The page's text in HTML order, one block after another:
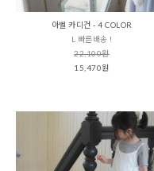
아벨 카디건 - 4 COLOR
L 빠른배송 !
22,100원
15,470원